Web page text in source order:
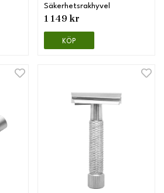
Säkerhetsrakhyvel
1 149 kr
KÖP